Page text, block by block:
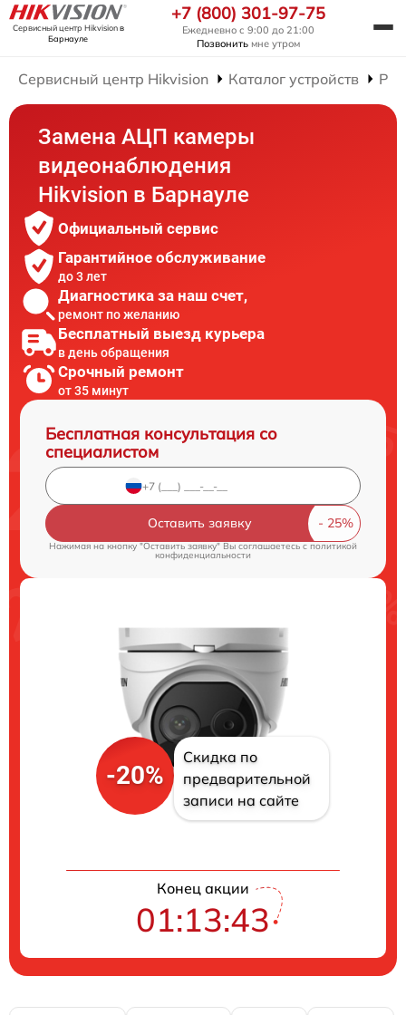
Сервисный центр Hikvisionв
Барнауле
+7 (800) 301-97-75
Ежедневно с 9:00 до 21:00
Позвонить мне утром
Сервисный центр Hikvision Каталог устройств
Замена АЦП камеры
видеонаблюдения
Hikvision в Барнауле
Официальный сервис
Гарантийное обслуживание
до 3 лет
Диагностика за наш счет,
ремонт по желанию
Бесплатный выезд курьера
в день обращения
Срочный ремонт
от 35 минут
Бесплатная консультация со
специалистом
Оставить заявку
Нажимая на кнопку "Оставить заявку" Вы соглашаетесь cполитикой
конфиденциальности
-20%
Скидка по
предварительной
записи на сайте
Конец акции
01:13:42